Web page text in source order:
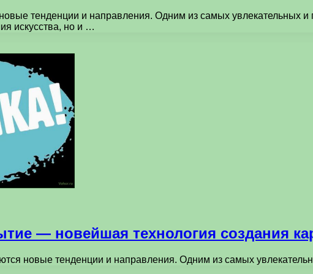
тенденции и направления. Одним из самых
искусства, но и …
— новейшая технология создания
новые тенденции и направления. Одним из самых